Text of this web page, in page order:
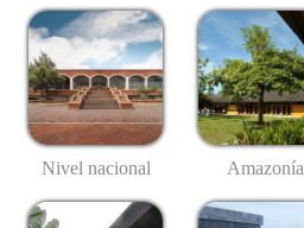
Nivel nacional Amazonía